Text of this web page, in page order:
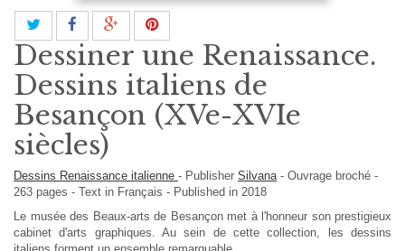
Dessiner une Renaissance.
Dessins italiens de
Besançon (XVe-XVIe
siècles)
Dessins Renaissance italienne - Publisher Silvana - Ouvrage broché -
263 pages - Text in Français - Published in 2018
Le musée des Beaux-arts de Besançon met à l'honneur son prestigieux
cabinet d'arts graphiques. Au sein de cette collection, les dessins